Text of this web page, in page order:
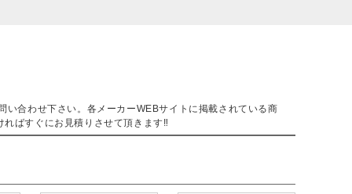
合わせ下さい。各メーカーWEBサイトに掲載されている商
ばすぐにお見積りさせて頂きます‼